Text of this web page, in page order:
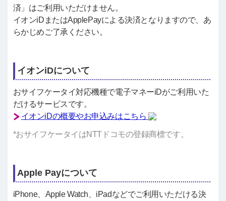
済」はご利用いただけません。
イオンiDまたはApplePayによる決済となりますので、あ
らかじめご了承ください。
イオンiDについて
おサイフケータイ対応機種で電子マネーiDがご利用いた
だけるサービスです。
イオンiDの概要やお申込みはこちら
*おサイフケータイはNTTドコモの登録商標です。
Apple Payについて
iPhone、Apple Watch、iPadなどでご利用いただける決